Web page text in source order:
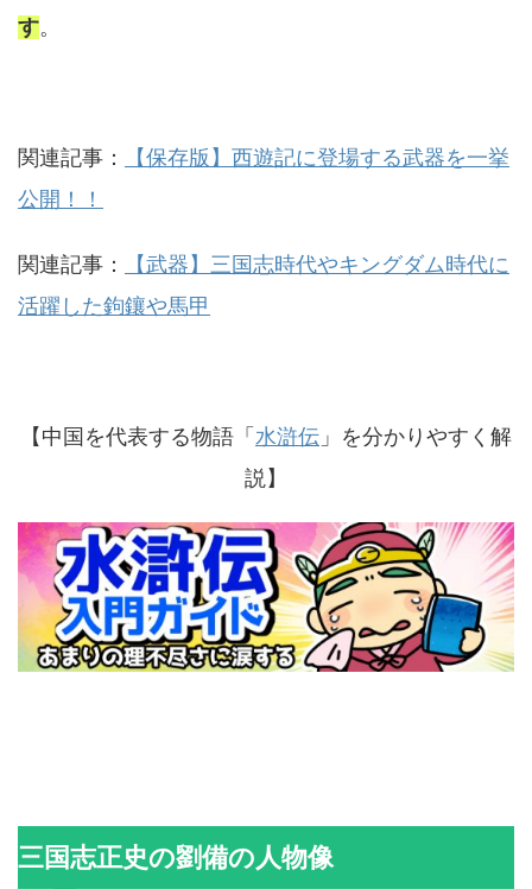
す。
関連記事：
【保存版】西遊記に登場する武器を一挙
公開！！
関連記事：
【武器】三国志時代やキングダム時代に
活躍した鉤鑲や馬甲
【中国を代表する物語「 水滸伝 」を分かりやすく解
説】
三国志正史の劉備の人物像